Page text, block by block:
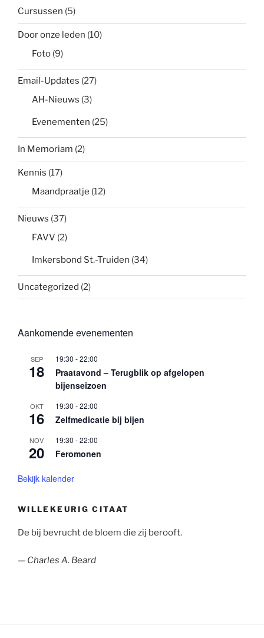
Cursussen (5)
Door onze leden (10)
Foto (9)
Email-Updates (27)
AH-Nieuws (3)
Evenementen (25)
In Memoriam (2)
Kennis (17)
Maandpraatje (12)
Nieuws (37)
FAVV (2)
Imkersbond St.-Truiden (34)
Uncategorized (2)
Aankomende evenementen
SEP
18
19:30 -22:00
Praatavond – Terugblik op afgelopen
bijenseizoen
OKT
16
19:30 -22:00
Zelfmedicatie bij bijen
NOV
20
19:30 -22:00
Feromonen
Bekijk kalender
WILLEKEURIG CITAAT
De bij bevrucht de bloem die zij berooft.
— Charles A. Beard